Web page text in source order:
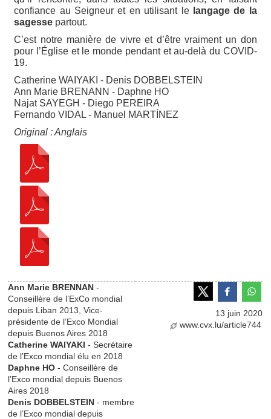
confiance au Seigneur et en utilisant le langage de la
sagesse partout.
C’est notre manière de vivre et d’être vraiment un don
pour l’Église et le monde pendant et au-delà du COVID-
19.
Catherine WAIYAKI - Denis DOBBELSTEIN
Ann Marie BRENANN - Daphne HO
Najat SAYEGH - Diego PEREIRA
Fernando VIDAL - Manuel MARTÍNEZ
Original : Anglais
Ann Marie BRENNAN -
Conseillère de l’ExCo mondial
depuis Liban 2013, Vice-
présidente de l’Exco Mondial
depuis Buenos Aires 2018
Catherine WAIYAKI - Secrétaire
de l’Exco mondial élu en 2018
Daphne HO - Conseillère de
l’Exco mondial depuis Buenos
Aires 2018
Denis DOBBELSTEIN - membre
de l’Exco mondial depuis
13 juin 2020
www.cvx.lu/article744